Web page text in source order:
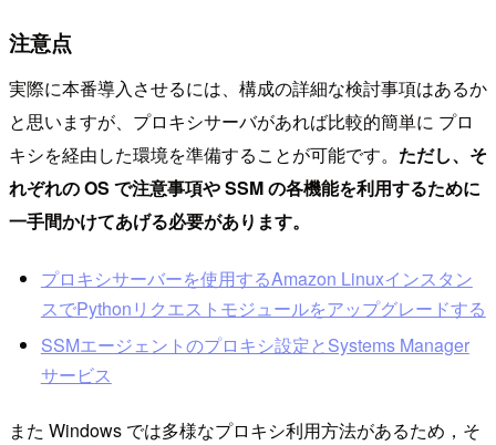
注意点
実際に本番導入させるには、構成の詳細な検討事項はあるか
と思いますが、プロキシサーバがあれば比較的簡単に プロ
キシを経由した環境を準備することが可能です。 ただし、そ
れぞれの OS で注意事項や SSM の各機能を利用するために
一手間かけてあげる必要があります。
プロキシサーバーを使用するAmazon Linuxインスタン
スでPythonリクエストモジュールをアップグレードする
SSMエージェントのプロキシ設定とSystems Manager
サービス
また Windows では多様なプロキシ利用方法があるため，そ